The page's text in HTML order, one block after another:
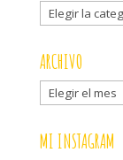
Mis
categorías
ARCHIVO
Archivo
MI INSTAGRAM